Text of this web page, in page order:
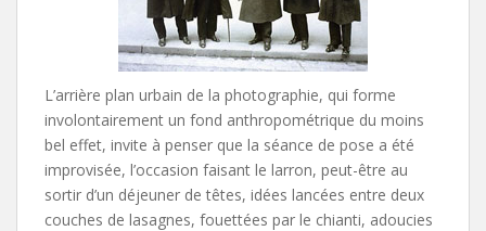
L’arrière plan urbain de la photographie, qui forme
involontairement un fond anthropométrique du moins
bel effet, invite à penser que la séance de pose a été
improvisée, l’occasion faisant le larron, peut-être au
sortir d’un déjeuner de têtes, idées lancées entre deux
couches de lasagnes, fouettées par le chianti, adoucies